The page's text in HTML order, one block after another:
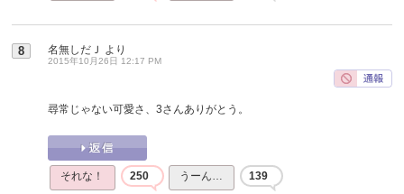
8 名無しだＪ より
2015年10月26日 12:17 PM
尋常じゃない可愛さ、3さんありがとう。
それな！ 250 うーん… 139